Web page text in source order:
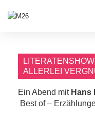
ALLERLEI
Ein Abend mit Hans
Best of –